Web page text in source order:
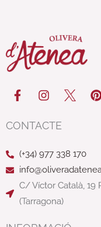
F
a
e
o
o
k
-
I
n
t
r
a
m
P
i
s
t
CONTACTE
(+34) 977 338 170
C/ Víctor Català, 19
(Tarragona)